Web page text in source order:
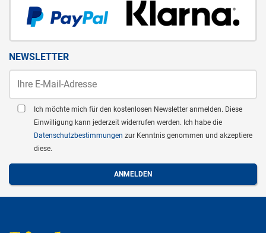
NEWSLETTER
Ich möchte mich für den kostenlosen Newsletter anmelden. Diese
Einwilligung kann jederzeit widerrufen werden. Ich habe die
Datenschutzbestimmungen zur Kenntnis genommen und akzeptiere
diese.